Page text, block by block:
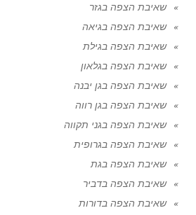
שאיבת הצפה בגזר
שאיבת הצפה בגיאה
שאיבת הצפה בגילת
שאיבת הצפה בגלאון
שאיבת הצפה בגן יבנה
שאיבת הצפה בגן רווה
שאיבת הצפה בגני תקווה
שאיבת הצפה בגרופית
שאיבת הצפה בגת
שאיבת הצפה בדביר
שאיבת הצפה בדורות